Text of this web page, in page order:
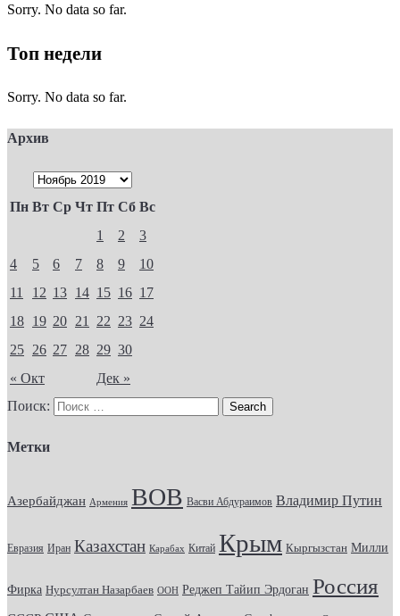
Sorry. No data so far.
Топ недели
Sorry. No data so far.
Архив
Пн Вт Ср Чт Пт Сб Вс
« Окт Дек »
1 2
3
4
5 6 7 8 9
10
11
12 13 14 15 16 17
18 19 20 21 22 23 24
25 26 27 28 29 30
Поиск:
Метки
Азербайджан Армения ВОВ Васви Абдураимов Владимир Путин
Евразия Иран Казахстан Карабах Китай Крым Кыргызстан Милли
Фирка Нурсултан Назарбаев ООН Реджеп Тайип Эрдоган Россия